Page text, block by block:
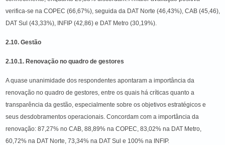
verifica-se na COPEC (66,67%), seguida da DAT Norte (46,43%), CAB (45,46),
DAT Sul (43,33%), INFIP (42,86) e DAT Metro (30,19%).
2.10. Gestão
2.10.1. Renovação no quadro de gestores
A quase unanimidade dos respondentes apontaram a importância da
renovação no quadro de gestores, entre os quais há críticas quanto a
transparência da gestão, especialmente sobre os objetivos estratégicos e
seus desdobramentos operacionais. Concordam com a importância da
renovação: 87,27% no CAB, 88,89% na COPEC, 83,02% na DAT Metro,
60,72% na DAT Norte, 73,34% na DAT Sul e 100% na INFIP.